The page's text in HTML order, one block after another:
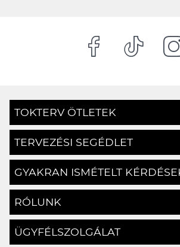
TOKTERV ÖTLETEK
TERVEZÉSI SEGÉDLET
GYAKRAN ISMÉTELT KÉRDÉSEK
RÓLUNK